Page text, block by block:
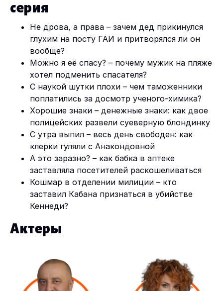
серия
Не дрова, а права – зачем дед прикинулся
глухим на посту ГАИ и притворялся ли он
вообще?
Можно я её спасу? – почему мужик на пляже
хотел подменить спасателя?
С наукой шутки плохи – чем таможенники
поплатились за досмотр ученого-химика?
Хорошие знаки – денежные знаки: как двое
полицейских развели суеверную блондинку
С утра выпил – весь день свободен: как
клерки гуляли с Анакондовной
А это заразно? – как бабка в аптеке
заставляла посетителей раскошеливаться
Кошмар в отделении милиции – кто
заставил Кабана признаться в убийстве
Кеннеди?
Актеры